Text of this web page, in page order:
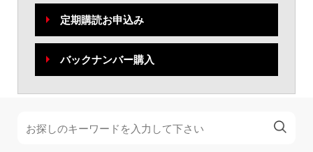
定期購読お申込み
バックナンバー購入